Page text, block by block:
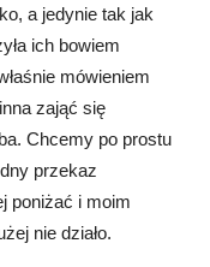
a jedynie tak jak
ich bowiem
mówieniem
zająć się
Chcemy po prostu
przekaz
poniżać i moim
nie działo.